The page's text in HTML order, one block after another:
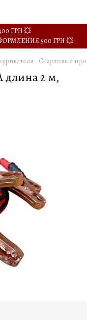
ГРН 💥
500 ГРН 💥
Стартовые
длина 2 м,